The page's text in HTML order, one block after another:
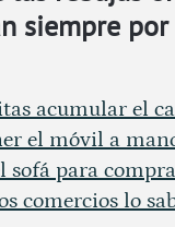
siempre
acumular el
el móvil a
sofá para
comercios lo